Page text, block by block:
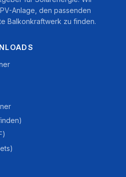
Anlage, den passenden
Balkonkraftwerk zu finden.